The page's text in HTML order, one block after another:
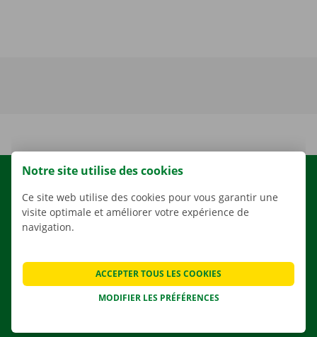
NOS VÉHICULES
APPLI
SOLUTIONS DE DÉMÉNAGEMENT
Notre site utilise des cookies
Ce site web utilise des cookies pour vous garantir une
visite optimale et améliorer votre expérience de
navigation.
MODIFIER LES PRÉFÉRENCES
ACCEPTER TOUS LES COOKIES